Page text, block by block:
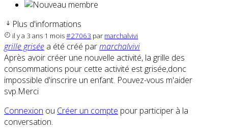
Plus d'informations
il y a 3 ans 1 mois#27063 par marchalvivi
grille grisée a été créé parmarchalvivi
Après avoir créer une nouvelle activité, la grille des
consommations pour cette activité est grisée,donc
impossible d'inscrire un enfant. Pouvez-vous m'aider
svp.Merci
Connexion ou Créer un compte pour participer à la
conversation.